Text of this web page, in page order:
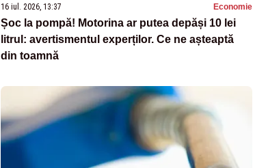
16 iul. 2026, 13:37 Economie
Șoc la pompă! Motorina ar putea depăși 10 lei
litrul: avertismentul experților. Ce ne așteaptă
din toamnă